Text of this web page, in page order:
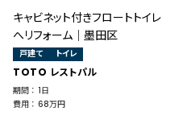
キャビネット付きフロートトイレ
へリフォーム｜墨田区
戸建て トイレ
TOTO レストパル
期間 ： 1日
費用 ： 68万円